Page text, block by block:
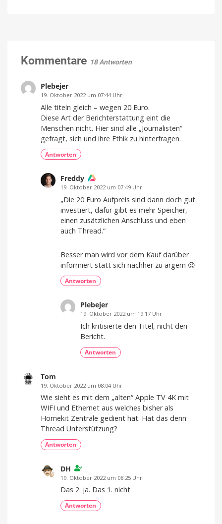
startet
Betaversion
für
und
Entwicklerinnen
Kommentare 18 Antworten
Plebejer
19. Oktober 2022 um 07:44 Uhr
Alle titeln gleich – wegen 20 Euro.
Diese Art der Berichterstattung eint die
Menschen nicht. Hier sind alle „Journalisten“
gefragt, sich und ihre Ethik zu hinterfragen.
Antworten
Freddy
19. Oktober 2022 um 07:49 Uhr
„Die 20 Euro Aufpreis sind dann doch gut
investiert, dafür gibt es mehr Speicher,
einen zusätzlichen Anschluss und eben
auch Thread.“
Besser man wird vor dem Kauf darüber
informiert statt sich nachher zu ärgern 😉
Antworten
Plebejer
19. Oktober 2022 um 19:17 Uhr
Ich kritisierte den Titel, nicht den
Bericht.
Antworten
Tom
19. Oktober 2022 um 08:04 Uhr
Wie sieht es mit dem „alten“ Apple TV 4K mit
WIFI und Ethernet aus welches bisher als
Homekit Zentrale gedient hat. Hat das denn
Thread Unterstützung?
Antworten
DH
19. Oktober 2022 um 08:25 Uhr
Das 2. ja. Das 1. nicht
Antworten